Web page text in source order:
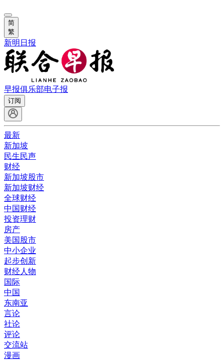
简
繁
新明日报
早报俱乐部电子报
订阅
最新
新加坡
民生民声
财经
新加坡股市
新加坡财经
全球财经
中国财经
投资理财
房产
美国股市
中小企业
起步创新
财经人物
国际
中国
东南亚
言论
社论
评论
交流站
漫画